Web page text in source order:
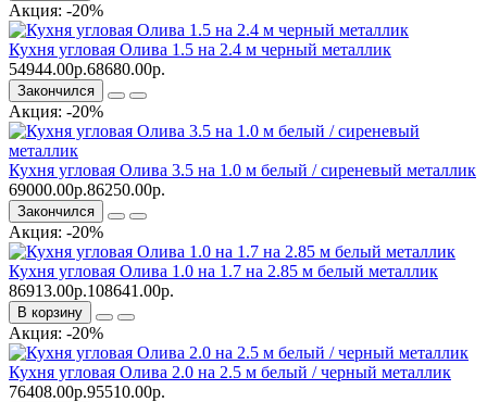
Акция: -20%
Кухня угловая Олива 1.5 на 2.4 м черный металлик
54944.00р.68680.00р.
Закончился
Акция: -20%
Кухня угловая Олива 3.5 на 1.0 м белый / сиреневый металлик
69000.00р.86250.00р.
Закончился
Акция: -20%
Кухня угловая Олива 1.0 на 1.7 на 2.85 м белый металлик
86913.00р.108641.00р.
В корзину
Акция: -20%
Кухня угловая Олива 2.0 на 2.5 м белый / черный металлик
76408.00р.95510.00р.